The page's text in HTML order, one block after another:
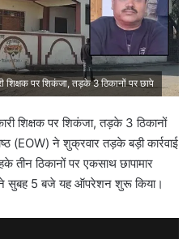
शिक्षक पर शिकंजा, तड़के 3 ठिकानों पर छापे
शिक्षक पर शिकंजा, तड़के 3 ठिकानों
(EOW) ने शुक्रवार तड़के बड़ी कार्रवाई
तीन ठिकानों पर एकसाथ छापामार
ने सुबह 5 बजे यह ऑपरेशन शुरू किया।